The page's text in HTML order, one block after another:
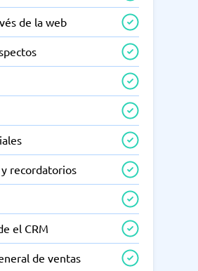
de la web
recordatorios
el CRM
de ventas